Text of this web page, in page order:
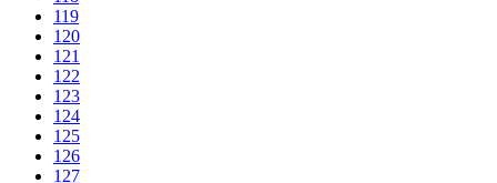
119
120
121
122
123
124
125
126
127